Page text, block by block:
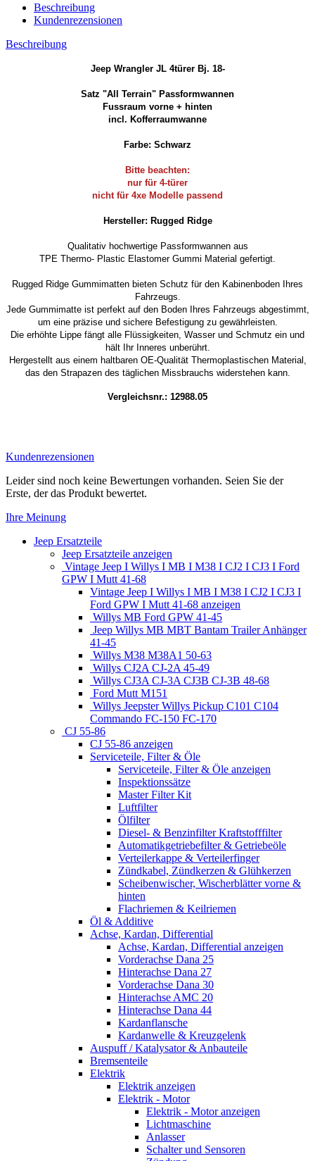
Beschreibung
Kundenrezensionen
Beschreibung
Jeep Wrangler JL 4türer Bj. 18-
Satz "All Terrain" Passformwannen
Fussraum vorne + hinten
incl. Kofferraumwanne
Farbe: Schwarz
Bitte beachten:
nur für 4-türer
nicht für 4xe Modelle passend
Hersteller: Rugged Ridge
Qualitativ hochwertige Passformwannen aus
TPE Thermo- Plastic Elastomer Gummi Material gefertigt.
Rugged Ridge Gummimatten bieten Schutz für den Kabinenboden Ihres
Fahrzeugs.
Jede Gummimatte ist perfekt auf den Boden Ihres Fahrzeugs abgestimmt,
um eine präzise und sichere Befestigung zu gewährleisten.
Die erhöhte Lippe fängt alle Flüssigkeiten, Wasser und Schmutz ein und
hält Ihr Inneres unberührt.
Hergestellt aus einem haltbaren OE-Qualität Thermoplastischen Material,
das den Strapazen des täglichen Missbrauchs widerstehen kann.
Vergleichsnr.: 12988.05
Kundenrezensionen
Leider sind noch keine Bewertungen vorhanden. Seien Sie der
Erste, der das Produkt bewertet.
Ihre Meinung
Jeep Ersatzteile
Jeep Ersatzteile anzeigen
Vintage Jeep I Willys I MB I M38 I CJ2 I CJ3 I Ford
GPW I Mutt 41-68
Vintage Jeep I Willys I MB I M38 I CJ2 I CJ3 I
Ford GPW I Mutt 41-68 anzeigen
Willys MB Ford GPW 41-45
Jeep Willys MB MBT Bantam Trailer Anhänger
41-45
Willys M38 M38A1 50-63
Willys CJ2A CJ-2A 45-49
Willys CJ3A CJ-3A CJ3B CJ-3B 48-68
Ford Mutt M151
Willys Jeepster Willys Pickup C101 C104
Commando FC-150 FC-170
CJ 55-86
CJ 55-86 anzeigen
Serviceteile, Filter & Öle
Serviceteile, Filter & Öle anzeigen
Inspektionssätze
Master Filter Kit
Luftfilter
Ölfilter
Diesel- & Benzinfilter Kraftstofffilter
Automatikgetriebefilter & Getriebeöle
Verteilerkappe & Verteilerfinger
Zündkabel, Zündkerzen & Glühkerzen
Scheibenwischer, Wischerblätter vorne &
hinten
Flachriemen & Keilriemen
Öl & Additive
Achse, Kardan, Differential
Achse, Kardan, Differential anzeigen
Vorderachse Dana 25
Hinterachse Dana 27
Vorderachse Dana 30
Hinterachse AMC 20
Hinterachse Dana 44
Kardanflansche
Kardanwelle & Kreuzgelenk
Auspuff / Katalysator & Anbauteile
Bremsenteile
Elektrik
Elektrik anzeigen
Elektrik - Motor
Elektrik - Motor anzeigen
Lichtmaschine
Anlasser
Schalter und Sensoren